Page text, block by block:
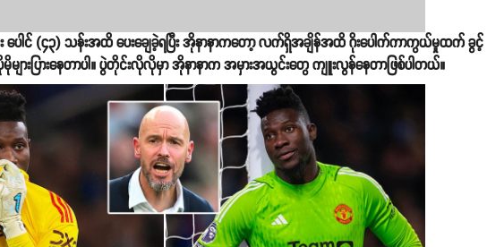
ပေါင် (၄၃) သန်းအထိ ပေးချေခဲ့ရပြီး အိုနာနာကတော့ လက်ရှိအချိန်အထိ ဂိုးပေါက်ကာကွယ်မှုထက် ခွင့်
ားပြားနေတာပါ။ ပွဲတိုင်းလိုလိုမှာ အိုနာနာက အမှားအယွင်းတွေ ကျူးလွန်နေတာဖြစ်ပါတယ်။